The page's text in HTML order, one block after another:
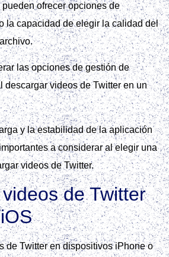
ofrecer opciones de
la capacidad de elegir la calidad del
las opciones de gestión de
descargar videos de Twitter en un
y la estabilidad de la aplicación
a considerar al elegir una
videos de Twitter.
de Twitter
de Twitter en dispositivos iPhone o